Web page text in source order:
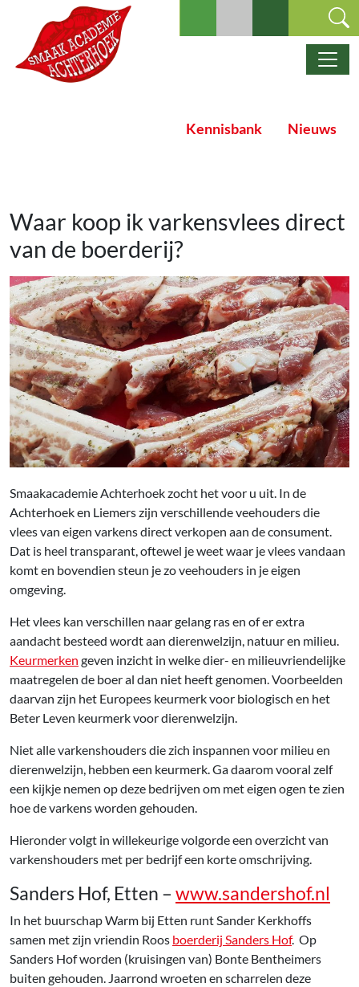
Ga naar de inhoud
Hoofdnavigatie
Kennisbank Nieuws
Waar koop ik varkensvlees direct
van de boerderij?
Smaakacademie Achterhoek zocht het voor u uit. In de
Achterhoek en Liemers zijn verschillende veehouders die
vlees van eigen varkens direct verkopen aan de consument.
Dat is heel transparant, oftewel je weet waar je vlees vandaan
komt en bovendien steun je zo veehouders in je eigen
omgeving.
Het vlees kan verschillen naar gelang ras en of er extra
aandacht besteed wordt aan dierenwelzijn, natuur en milieu.
Keurmerken geven inzicht in welke dier- en milieuvriendelijke
maatregelen de boer al dan niet heeft genomen. Voorbeelden
daarvan zijn het Europees keurmerk voor biologisch en het
Beter Leven keurmerk voor dierenwelzijn.
Niet alle varkenshouders die zich inspannen voor milieu en
dierenwelzijn, hebben een keurmerk. Ga daarom vooral zelf
een kijkje nemen op deze bedrijven om met eigen ogen te zien
hoe de varkens worden gehouden.
Hieronder volgt in willekeurige volgorde een overzicht van
varkenshouders met per bedrijf een korte omschrijving.
Sanders Hof, Etten – www.sandershof.nl
In het buurschap Warm bij Etten runt Sander Kerkhoffs
samen met zijn vriendin Roos boerderij Sanders Hof. Op
Sanders Hof worden (kruisingen van) Bonte Bentheimers
buiten gehouden. Jaarrond wroeten en scharrelen deze